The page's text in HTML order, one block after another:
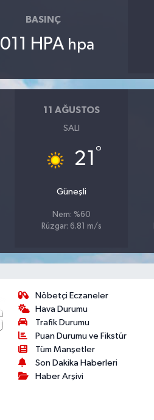
BASINÇ
HPA hpa
11 AĞUSTOS
SALI
21 °
Güneşli
Nem: %60
Rüzgar: 6.81 m/s
Nöbetçi Eczaneler
Hava Durumu
Trafik Durumu
Puan Durumu ve Fikstür
Tüm Manşetler
Son Dakika Haberleri
Haber Arşivi